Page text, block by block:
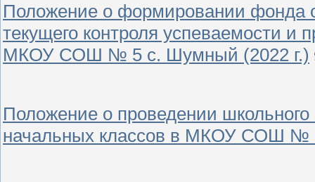
Положение о формировании фонда
текущего контроля успеваемости и
МКОУ СОШ № 5 с. Шумный (2022 г.)
Положение о проведении
начальных классов в МКОУ СОШ №